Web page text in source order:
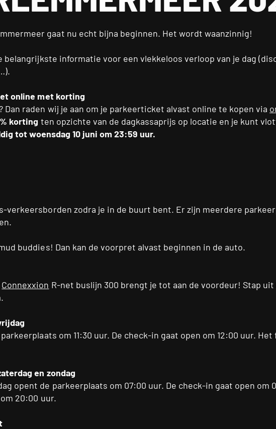
gaat nu echt bijna beginnen. Het wordt waanzinnig!
belangrijkste informatie voor een vlekkeloos verloop van je dag
online met korting
Dan raden wij je aan om je parkeerticket alvast online te kopen via
korting ten opzichte van de dagkassaprijs op locatie en je kunt
tot woensdag 10 juni om 23:59 uur.
verkeersborden zodra je in de buurt bent. Er zijn meerdere
buddies! Dan kan de voorpret alvast beginnen in de auto.
Connexxion R-net buslijn 300 brengt je tot aan de voordeur! Stap uit
om 11:30 uur. De check-in gaat open om 12:00 uur.
en zondag
opent de parkeerplaats om 07:00 uur. De check-in gaat open om
20:00 uur.